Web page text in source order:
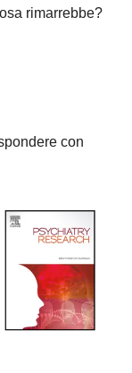
rimarrebbe?
con